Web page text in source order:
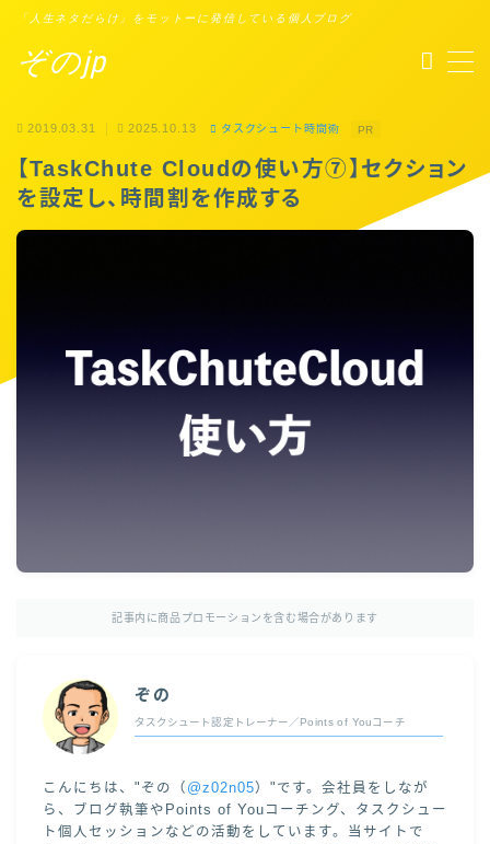
ぞのjp
「人生ネタだらけ」をモットーに発信している個人ブログ
MENU
Points of You
2019.03.31 2025.10.13 タスクシュート時間術 PR
【TaskChute Cloudの使い方⑦】セクション
を設定し、時間割を作成する
記事内に商品プロモーションを含む場合があります
ぞの
タスクシュート認定トレーナー／Points of Youコーチ
こんにちは、"ぞの（ @z02n05）"です。会社員をしなが
ら、ブログ執筆やPoints of Youコーチング、タスクシュー
ト個人セッションなどの活動をしています。当サイトで